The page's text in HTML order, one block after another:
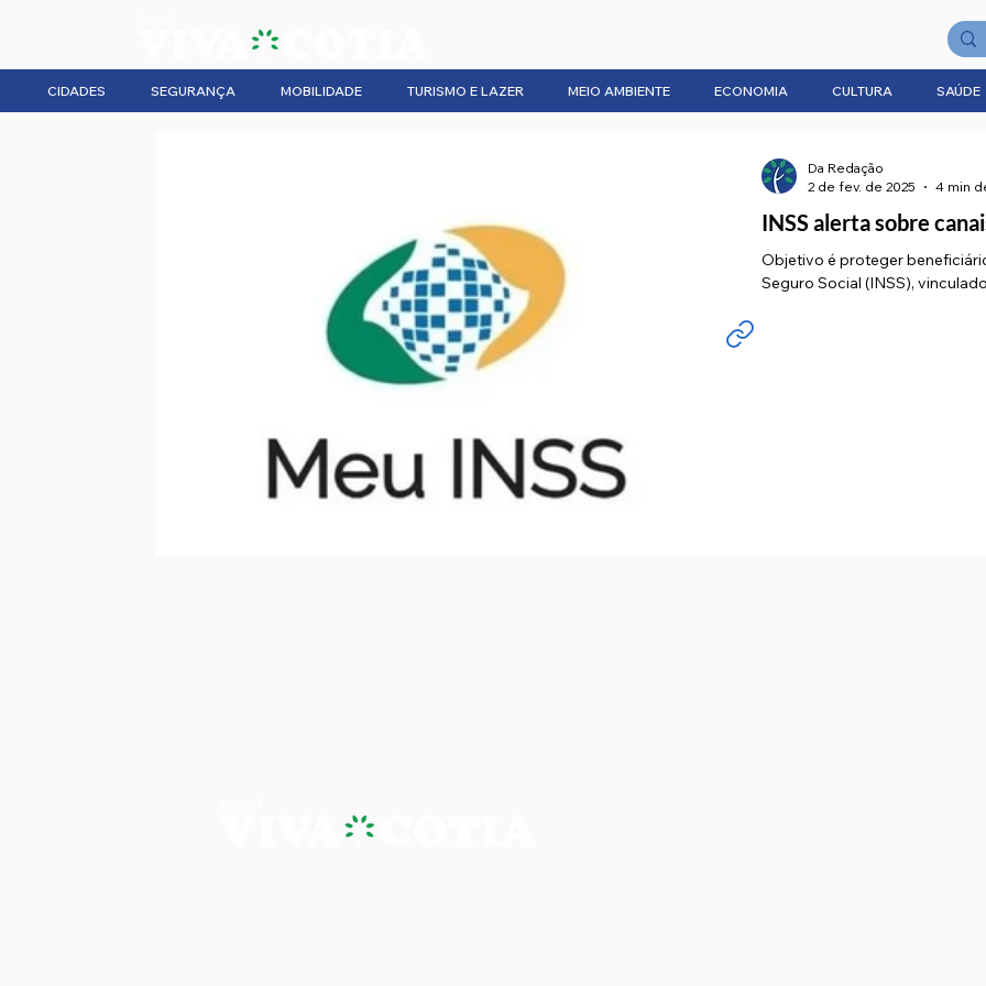
CIDADES SEGURANÇA MOBILIDADE TURISMO E LAZER MEIO AMBIENTE ECONOMIA CULTURA SAÚDE
INSS alerta sobre
Objetivo é proteger
Seguro Social (INSS),
Da Redação
2 de fev. de 2025
4 min